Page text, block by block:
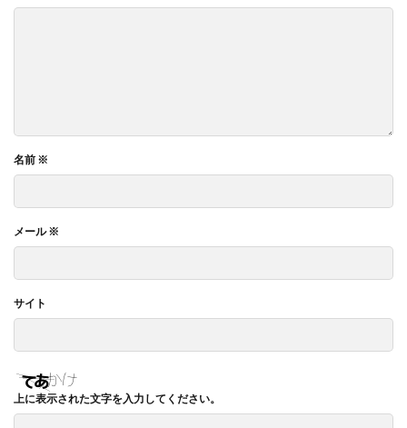
名前 ※
メール※
サイト
上に表示された文字を入力してください。